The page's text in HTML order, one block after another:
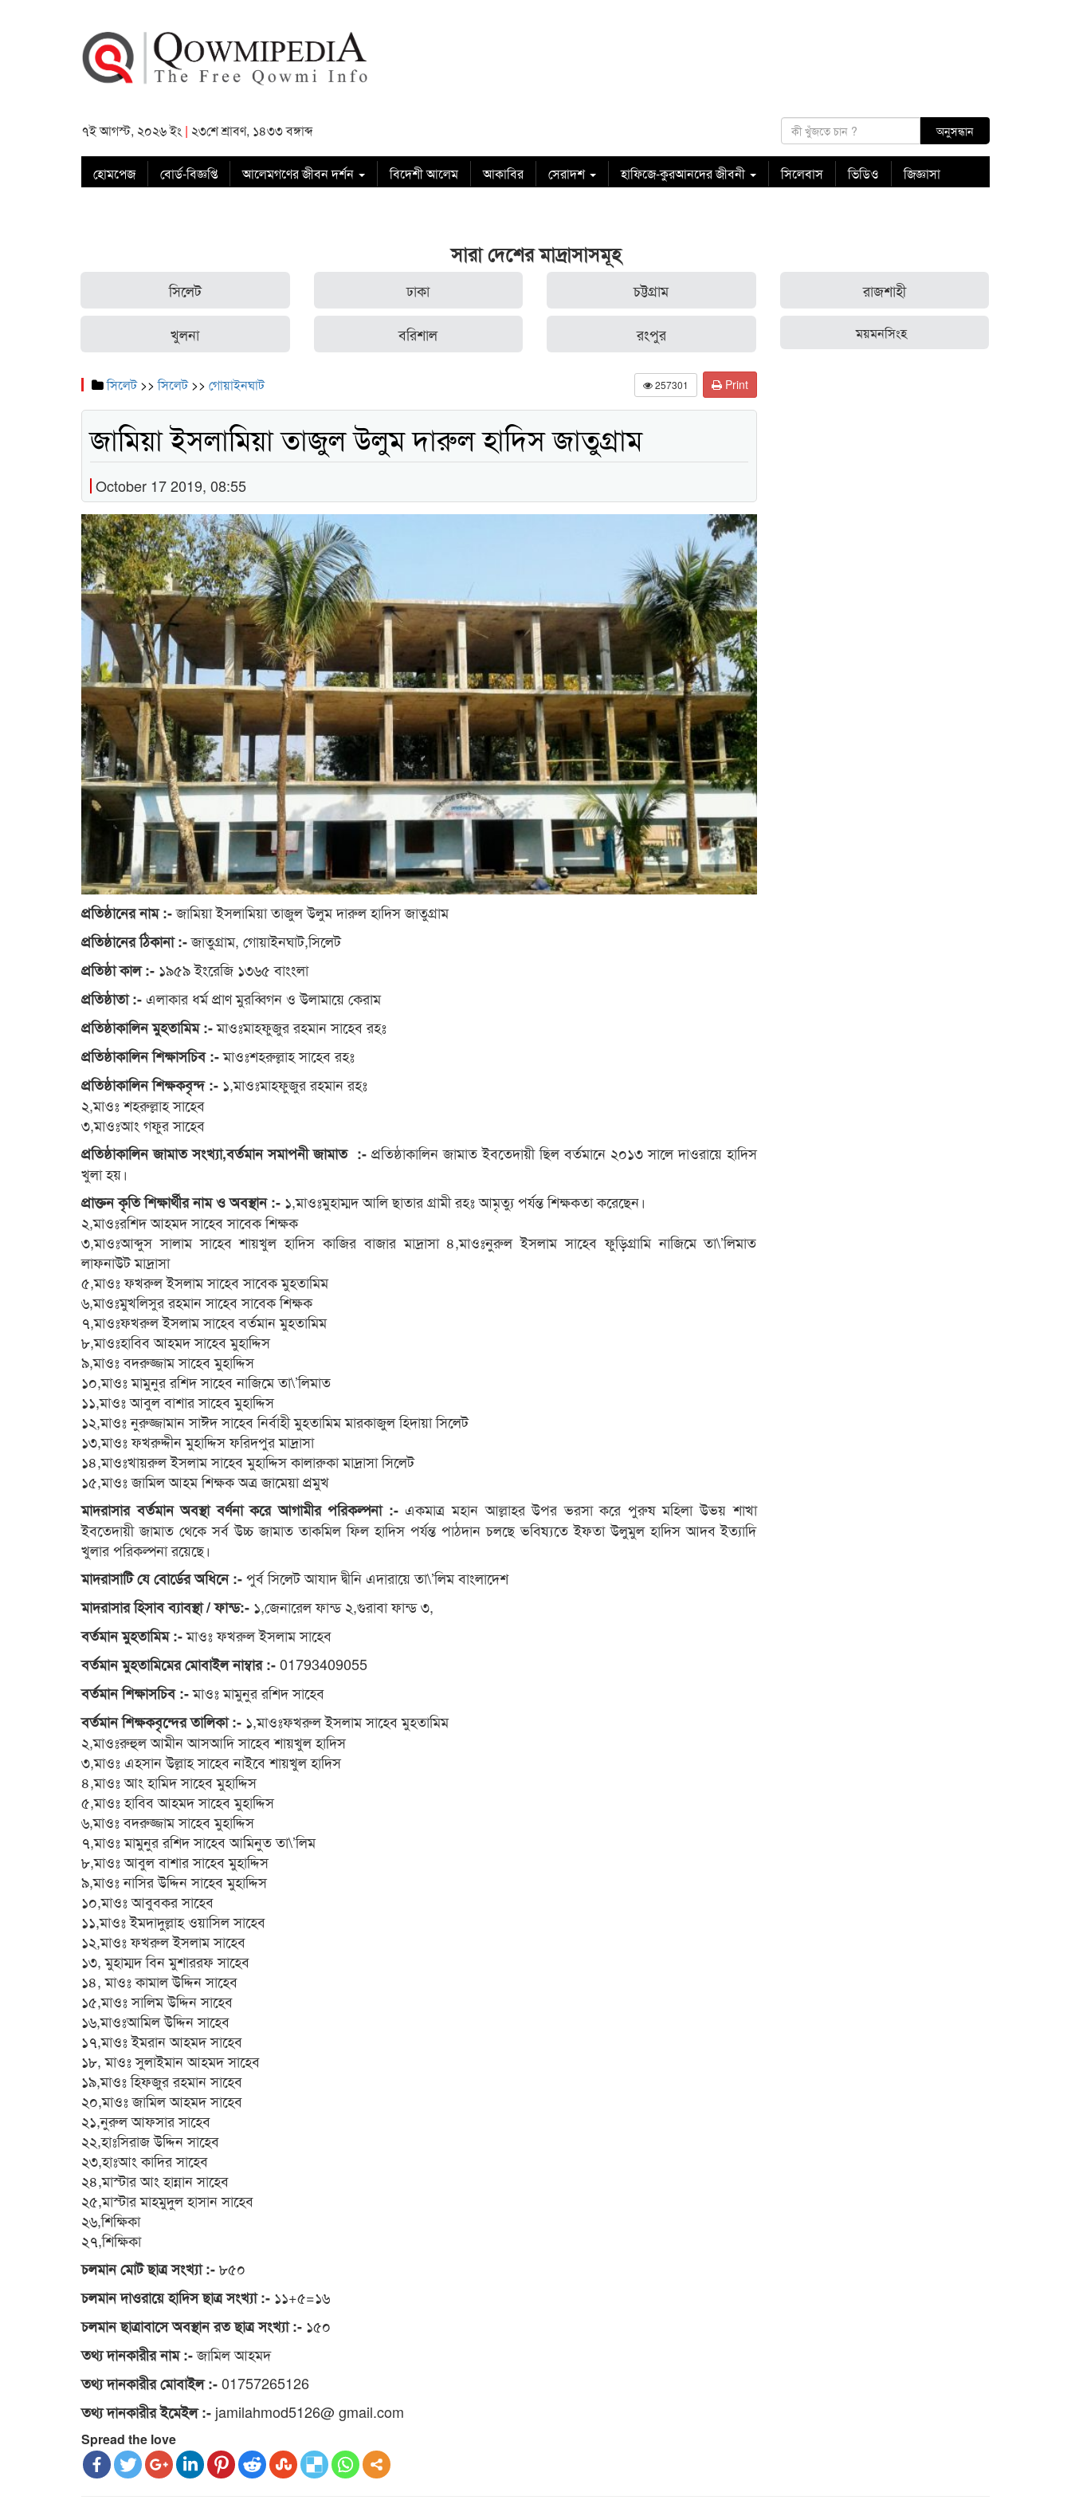
৭ই আগস্ট, ২০২৬ ইং | ২৩শে শ্রাবণ, ১৪৩৩ বঙ্গাব্দ
হোমপেজ বোর্ড-বিজ্ঞপ্তি আলেমগণের জীবন দর্শন বিদেশী আলেম আকাবির সেরাদশ হাফিজে-কুরআনদের জীবনী সিলেবাস ভিডিও জিজ্ঞাসা
সারা দেশের মাদ্রাসাসমূহ
সিলেট ঢাকা চট্টগ্রাম রাজশাহী
খুলনা বরিশাল রংপুর ময়মনসিংহ
সিলেট>>সিলেট>> গোয়াইনঘাট 257301 Print
জামিয়া ইসলামিয়া তাজুল উলুম দারুল হাদিস জাতুগ্রাম
October 17 2019, 08:55
প্রতিষ্ঠানের নাম :-জামিয়া ইসলামিয়া তাজুল উলুম দারুল হাদিস জাতুগ্রাম
প্রতিষ্ঠানের ঠিকানা :-জাতুগ্রাম, গোয়াইনঘাট,সিলেট
প্রতিষ্ঠা কাল :- ১৯৫৯ ইংরেজি ১৩৬৫ বাংংলা
প্রতিষ্ঠাতা :- এলাকার ধর্ম প্রাণ মুরব্বিগন ও উলামায়ে কেরাম
প্রতিষ্ঠাকালিন মুহতামিম :-মাওঃমাহফুজুর রহমান সাহেব রহঃ
প্রতিষ্ঠাকালিন শিক্ষাসচিব :-মাওঃশহরুল্লাহ সাহেব রহঃ
প্রতিষ্ঠাকালিন শিক্ষকবৃন্দ :- ১,মাওঃমাহফুজুর রহমান রহঃ
২,মাওঃ শহরুল্লাহ সাহেব
৩,মাওঃআং গফুর সাহেব
প্রতিষ্ঠাকালিন জামাত সংখ্যা,বর্তমান সমাপনী জামাত :- প্রতিষ্ঠাকালিন জামাত ইবতেদায়ী ছিল বর্তমানে ২০১৩ সালে দাওরায়ে হাদিস
খুলা হয়।
প্রাক্তন কৃতি শিক্ষার্থীর নাম ও অবস্থান :- ১,মাওঃমুহাম্মদ আলি ছাতার গ্রামী রহঃ আমৃত্যু পর্যন্ত শিক্ষকতা করেছেন।
২,মাওঃরশিদ আহমদ সাহেব সাবেক শিক্ষক
৩,মাওঃআব্দুস সালাম সাহেব শায়খুল হাদিস কাজির বাজার মাদ্রাসা ৪,মাওঃনুরুল ইসলাম সাহেব ফুড়িগ্রামি নাজিমে তা\’লিমাত
লাফনাউট মাদ্রাসা
৫,মাওঃ ফখরুল ইসলাম সাহেব সাবেক মুহতামিম
৬,মাওঃমুখলিসুর রহমান সাহেব সাবেক শিক্ষক
৭,মাওঃফখরুল ইসলাম সাহেব বর্তমান মুহতামিম
৮,মাওঃহাবিব আহমদ সাহেব মুহাদ্দিস
৯,মাওঃ বদরুজ্জাম সাহেব মুহাদ্দিস
১০,মাওঃ মামুনুর রশিদ সাহেব নাজিমে তা\’লিমাত
১১,মাওঃ আবুল বাশার সাহেব মুহাদ্দিস
১২,মাওঃ নুরুজ্জামান সাঈদ সাহেব নির্বাহী মুহতামিম মারকাজুল হিদায়া সিলেট
১৩,মাওঃ ফখরুদ্দীন মুহাদ্দিস ফরিদপুর মাদ্রাসা
১৪,মাওঃখায়রুল ইসলাম সাহেব মুহাদ্দিস কালারুকা মাদ্রাসা সিলেট
১৫,মাওঃ জামিল আহম শিক্ষক অত্র জামেয়া প্রমুখ
মাদরাসার বর্তমান অবস্থা বর্ণনা করে আগামীর পরিকল্পনা :- একমাত্র মহান আল্লাহর উপর ভরসা করে পুরুষ মহিলা উভয় শাখা
ইবতেদায়ী জামাত থেকে সর্ব উচ্চ জামাত তাকমিল ফিল হাদিস পর্যন্ত পাঠদান চলছে ভবিষ্যতে ইফতা উলুমুল হাদিস আদব ইত্যাদি
খুলার পরিকল্পনা রয়েছে।
মাদরাসাটি যে বোর্ডের অধিনে :-পুর্ব সিলেট আযাদ দ্বীনি এদারায়ে তা\’লিম বাংলাদেশ
মাদরাসার হিসাব ব্যাবস্থা / ফান্ড:- ১,জেনারেল ফান্ড ২,গুরাবা ফান্ড ৩,
বর্তমান মুহতামিম :-মাওঃ ফখরুল ইসলাম সাহেব
বর্তমান মুহতামিমের মোবাইল নাম্বার :-01793409055
বর্তমান শিক্ষাসচিব :-মাওঃ মামুনুর রশিদ সাহেব
বর্তমান শিক্ষকবৃন্দের তালিকা :- ১,মাওঃফখরুল ইসলাম সাহেব মুহতামিম
২,মাওঃরুহুল আমীন আসআদি সাহেব শায়খুল হাদিস
৩,মাওঃ এহসান উল্লাহ সাহেব নাইবে শায়খুল হাদিস
৪,মাওঃ আং হামিদ সাহেব মুহাদ্দিস
৫,মাওঃ হাবিব আহমদ সাহেব মুহাদ্দিস
৬,মাওঃ বদরুজ্জাম সাহেব মুহাদ্দিস
৭,মাওঃ মামুনুর রশিদ সাহেব আমিনুত তা\’লিম
৮,মাওঃ আবুল বাশার সাহেব মুহাদ্দিস
৯,মাওঃ নাসির উদ্দিন সাহেব মুহাদ্দিস
১০,মাওঃ আবুবকর সাহেব
১১,মাওঃ ইমদাদুল্লাহ ওয়াসিল সাহেব
১২,মাওঃ ফখরুল ইসলাম সাহেব
১৩, মুহাম্মদ বিন মুশাররফ সাহেব
১৪, মাওঃ কামাল উদ্দিন সাহেব
১৫,মাওঃ সালিম উদ্দিন সাহেব
১৬,মাওঃআমিল উদ্দিন সাহেব
১৭,মাওঃ ইমরান আহমদ সাহেব
১৮, মাওঃ সুলাইমান আহমদ সাহেব
১৯,মাওঃ হিফজুর রহমান সাহেব
২০,মাওঃ জামিল আহমদ সাহেব
২১,নুরুল আফসার সাহেব
২২,হাঃসিরাজ উদ্দিন সাহেব
২৩,হাঃআং কাদির সাহেব
২৪,মাস্টার আং হান্নান সাহেব
২৫,মাস্টার মাহমুদুল হাসান সাহেব
২৬,শিক্ষিকা
২৭,শিক্ষিকা
চলমান মোট ছাত্র সংখ্যা :-৮৫০
চলমান দাওরায়ে হাদিস ছাত্র সংখ্যা :- ১১+৫=১৬
চলমান ছাত্রাবাসে অবস্থান রত ছাত্র সংখ্যা :- ১৫০
তথ্য দানকারীর নাম :-জামিল আহমদ
তথ্য দানকারীর মোবাইল :-01757265126
তথ্য দানকারীর ইমেইল :- jamilahmod5126@ gmail.com
Spread the love